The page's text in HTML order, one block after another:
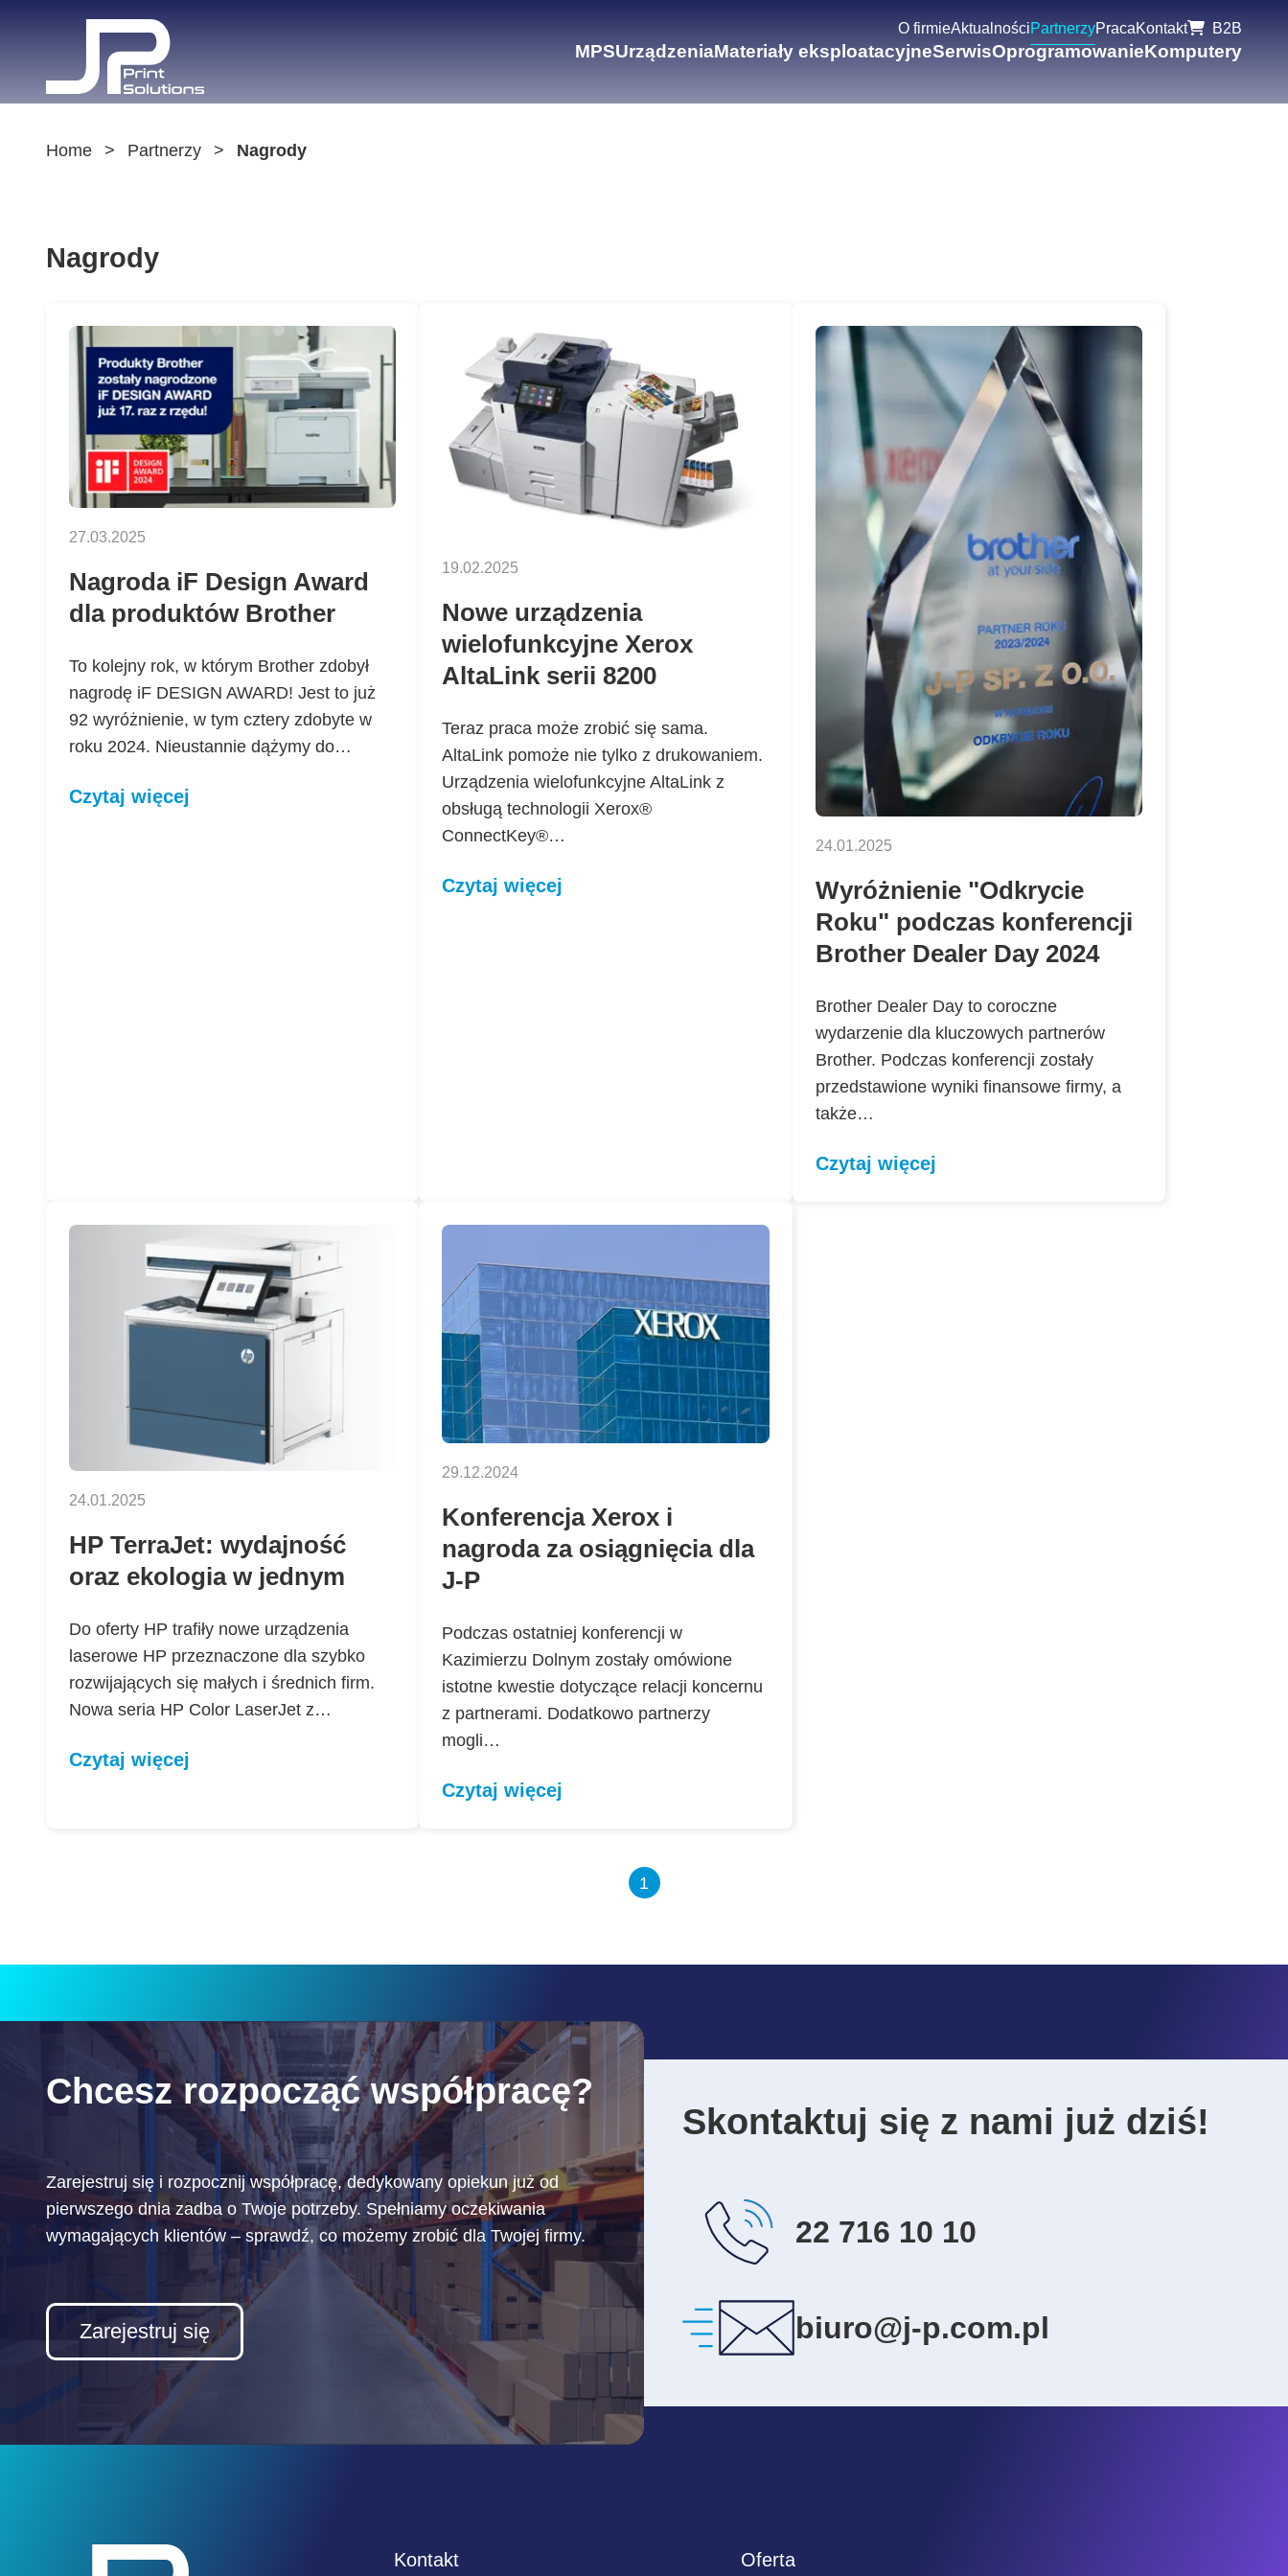
O firmieAktualnościPartnerzyPracaKontakt B2B
MPSUrządzeniaMateriały eksploatacyjneSerwisOprogramowanieKomputery
Home Partnerzy Nagrody
Nagrody
27.03.2025
Nagroda iF Design Award
dla produktów Brother
To kolejny rok, w którym Brother zdobył
nagrodę iF DESIGN AWARD! Jest to już
92 wyróżnienie, w tym cztery zdobyte w
roku 2024. Nieustannie dążymy do…
Czytaj więcej
19.02.2025
Nowe urządzenia
wielofunkcyjne Xerox
AltaLink serii 8200
Teraz praca może zrobić się sama.
AltaLink pomoże nie tylko z drukowaniem.
Urządzenia wielofunkcyjne AltaLink z
obsługą technologii Xerox®
ConnectKey®…
Czytaj więcej
24.01.2025
Wyróżnienie "Odkrycie
Roku" podczas konferencji
Brother Dealer Day 2024
Brother Dealer Day to coroczne
wydarzenie dla kluczowych partnerów
Brother. Podczas konferencji zostały
przedstawione wyniki finansowe firmy, a
także…
Czytaj więcej
24.01.2025
HP TerraJet: wydajność
oraz ekologia w jednym
Do oferty HP trafiły nowe urządzenia
laserowe HP przeznaczone dla szybko
rozwijających się małych i średnich firm.
Nowa seria HP Color LaserJet z…
Czytaj więcej
29.12.2024
Konferencja Xerox i
nagroda za osiągnięcia dla
J-P
Podczas ostatniej konferencji w
Kazimierzu Dolnym zostały omówione
istotne kwestie dotyczące relacji koncernu
z partnerami. Dodatkowo partnerzy
mogli…
Czytaj więcej
1
Chcesz rozpocząć współpracę?
Zarejestruj się i rozpocznij współpracę, dedykowany opiekun już od
pierwszego dnia zadba o Twoje potrzeby. Spełniamy oczekiwania
wymagających klientów – sprawdź, co możemy zrobić dla Twojej firmy.
Zarejestruj się
Skontaktuj się z nami już dziś!
22 716 10 10
biuro@j-p.com.pl
Kontakt Oferta